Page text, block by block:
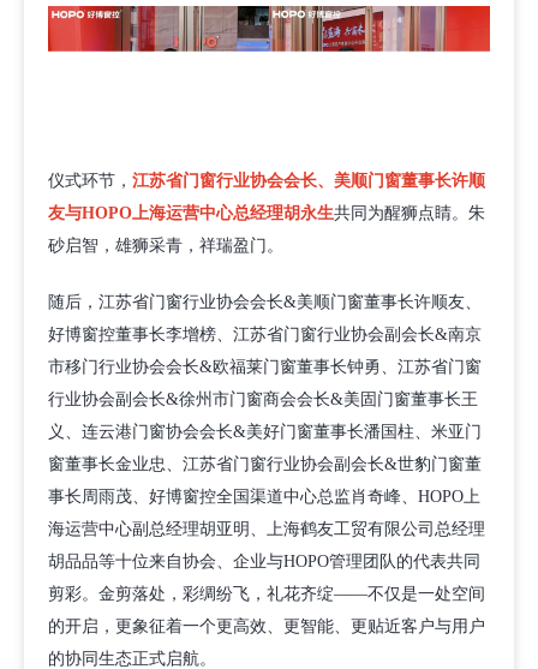
仪式环节， 江苏省门窗行业协会会长、美顺门窗董事长许顺
友与HOPO上海运营中心总经理胡永生共同为醒狮点睛。朱
砂启智，雄狮采青，祥瑞盈门。
随后，江苏省门窗行业协会会长&美顺门窗董事长许顺友、
好博窗控董事长李增榜、江苏省门窗行业协会副会长&南京
市移门行业协会会长&欧福莱门窗董事长钟勇、江苏省门窗
行业协会副会长&徐州市门窗商会会长&美固门窗董事长王
义、连云港门窗协会会长&美好门窗董事长潘国柱、米亚门
窗董事长金业忠、江苏省门窗行业协会副会长&世豹门窗董
事长周雨茂、好博窗控全国渠道中心总监肖奇峰、HOPO上
海运营中心副总经理胡亚明、上海鹤友工贸有限公司总经理
胡品品等十位来自协会、企业与HOPO管理团队的代表共同
剪彩。金剪落处，彩绸纷飞，礼花齐绽——不仅是一处空间
的开启，更象征着一个更高效、更智能、更贴近客户与用户
的协同生态正式启航。